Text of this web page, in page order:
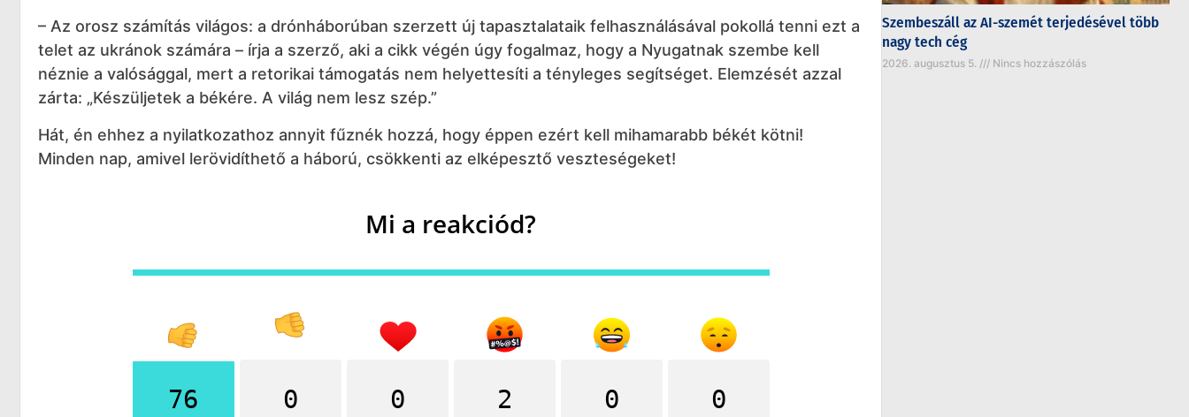
– Az orosz számítás világos: a drónháborúban szerzett új tapasztalataik felhasználásával pokollá tenni ezt a
telet az ukránok számára – írja a szerző, aki a cikk végén úgy fogalmaz, hogy a Nyugatnak szembe kell
néznie a valósággal, mert a retorikai támogatás nem helyettesíti a tényleges segítséget. Elemzését azzal
zárta: „Készüljetek a békére. A világ nem lesz szép.”
Hát, én ehhez a nyilatkozathoz annyit fűznék hozzá, hogy éppen ezért kell mihamarabb békét kötni!
Minden nap, amivel lerövidíthető a háború, csökkenti az elképesztő veszteségeket!
Mi a reakciód?
76 0 0 2 0 0
Szembeszáll az AI-szemét terjedésével több
nagy tech cég
2026. augusztus 5. Nincs hozzászólás